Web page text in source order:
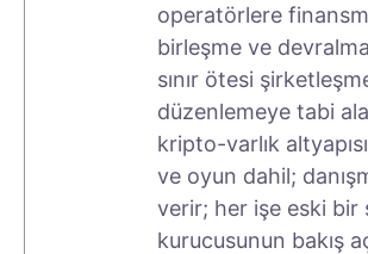
operatörlere
birleşme ve
sınır ötesi
düzenlemeye tabi
kripto-varlık
ve oyun dahil;
verir; her işe eski bir
kurucusunun bakış